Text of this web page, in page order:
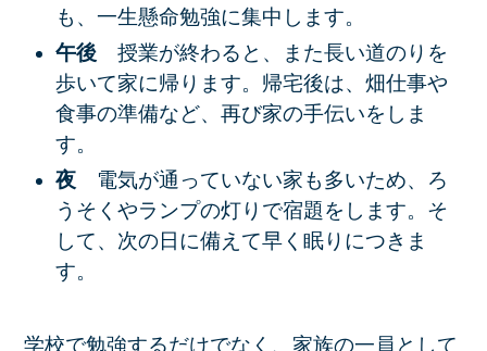
も、一生懸命勉強に集中します。
午後 授業が終わると、また長い道のりを
歩いて家に帰ります。帰宅後は、畑仕事や
食事の準備など、再び家の手伝いをしま
す。
夜
電気が通っていない家も多いため、ろ
うそくやランプの灯りで宿題をします。そ
して、次の日に備えて早く眠りにつきま
す。
学校で勉強するだけでなく、家族の一員として